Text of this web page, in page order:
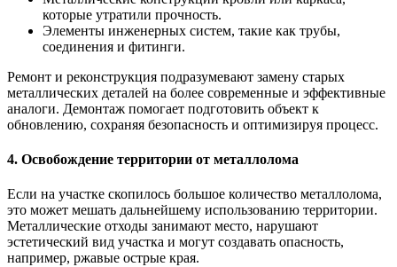
которые утратили прочность.
Элементы инженерных систем, такие как трубы,
соединения и фитинги.
Ремонт и реконструкция подразумевают замену старых
металлических деталей на более современные и эффективные
аналоги. Демонтаж помогает подготовить объект к
обновлению, сохраняя безопасность и оптимизируя процесс.
4. Освобождение территории от металлолома
Если на участке скопилось большое количество металлолома,
это может мешать дальнейшему использованию территории.
Металлические отходы занимают место, нарушают
эстетический вид участка и могут создавать опасность,
например, ржавые острые края.